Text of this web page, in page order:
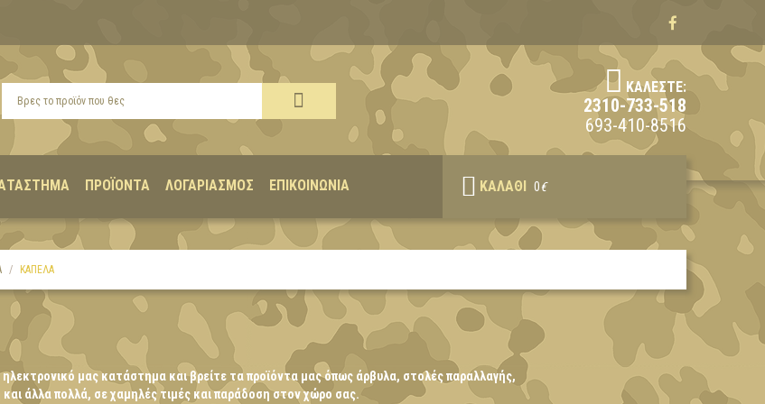
ΚΑΛΈΣΤΕ:
2310-733-518
693-410-8516
ΚΑΛΆΘΙ 0€
ΠΡΟΪΌΝΤΑ ΛΟΓΑΡΙΑΣΜΌΣ ΕΠΙΚΟΙΝΩΝΊΑ
ΚΑΠΕΛΑ
ηλεκτρονικό μας κατάστημα και βρείτε τα προϊόντα μας όπως άρβυλα, στολές παραλλαγής,
και άλλα πολλά, σε χαμηλές τιμές και παράδοση στον χώρο σας.